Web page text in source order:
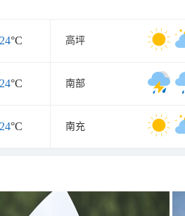
24°C 高坪
24°C 南部
24°C 南充